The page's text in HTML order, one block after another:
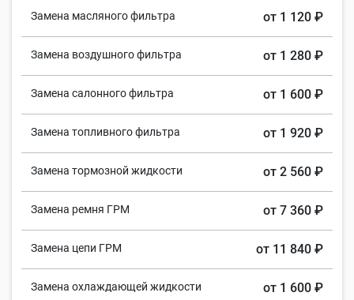
Замена масляного фильтра от 1 120 ₽
Замена воздушного фильтра от 1 280 ₽
Замена салонного фильтра от 1 600 ₽
Замена топливного фильтра от 1 920 ₽
Замена тормозной жидкости от 2 560 ₽
Замена ремня ГРМ от 7 360 ₽
Замена цепи ГРМ от 11 840 ₽
Замена охлаждающей жидкости от 1 600 ₽